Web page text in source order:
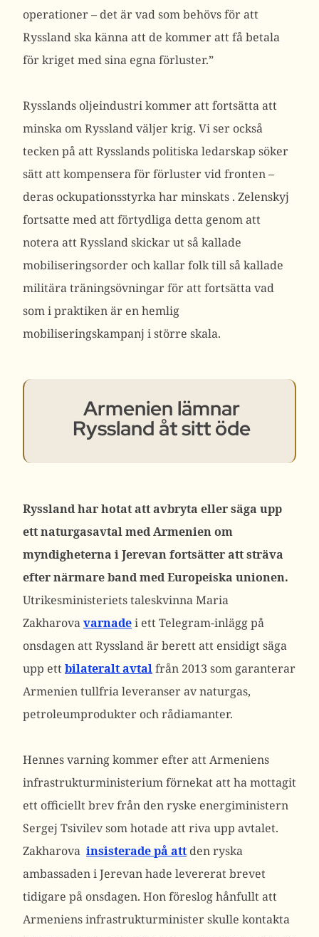
operationer – det är vad som behövs för att
Ryssland ska känna att de kommer att få betala
för kriget med sina egna förluster.”
Rysslands oljeindustri kommer att fortsätta att
minska om Ryssland väljer krig. Vi ser också
tecken på att Rysslands politiska ledarskap söker
sätt att kompensera för förluster vid fronten –
deras ockupationsstyrka har minskats . Zelenskyj
fortsatte med att förtydliga detta genom att
notera att Ryssland skickar ut så kallade
mobiliseringsorder och kallar folk till så kallade
militära träningsövningar för att fortsätta vad
som i praktiken är en hemlig
mobiliseringskampanj i större skala.
Armenien lämnar
Ryssland åt sitt öde
Ryssland har hotat att avbryta eller säga upp
ett naturgasavtal med Armenien om
myndigheterna i Jerevan fortsätter att sträva
efter närmare band med Europeiska unionen.
Utrikesministeriets taleskvinna Maria
Zakharovavarnadei ett Telegram-inlägg på
onsdagen att Ryssland är berett att ensidigt säga
upp ettbilateralt avtalfrån 2013 som garanterar
Armenien tullfria leveranser av naturgas,
petroleumprodukter och rådiamanter.
Hennes varning kommer efter att Armeniens
infrastrukturministerium förnekat att ha mottagit
ett officiellt brev från den ryske energiministern
Sergej Tsivilev som hotade att riva upp avtalet.
Zakharova insisterade på attden ryska
ambassaden i Jerevan hade levererat brevet
tidigare på onsdagen. Hon föreslog hånfullt att
Armeniens infrastrukturminister skulle kontakta